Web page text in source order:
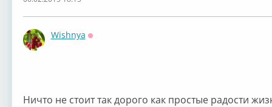
Wishnya
Ничто не стоит так дорого как простые радости